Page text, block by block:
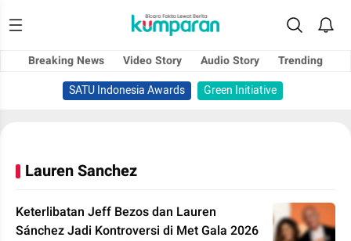
Breaking News Video Story Audio Story
Trending
SATU Indonesia Awards
Green Initiative
Lauren Sanchez
Keterlibatan Jeff Bezos dan Lauren
Sánchez Jadi Kontroversi di Met Gala 2026